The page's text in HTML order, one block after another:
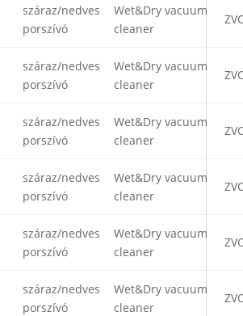
száraz/nedves
porszívó
Wet&Dry vacuum
cleaner
száraz/nedves
porszívó
Wet&Dry vacuum
cleaner
száraz/nedves
porszívó
Wet&Dry vacuum
cleaner
száraz/nedves
porszívó
Wet&Dry vacuum
cleaner
száraz/nedves
porszívó
Wet&Dry vacuum
cleaner
száraz/nedves
porszívó
Wet&Dry vacuum
cleaner